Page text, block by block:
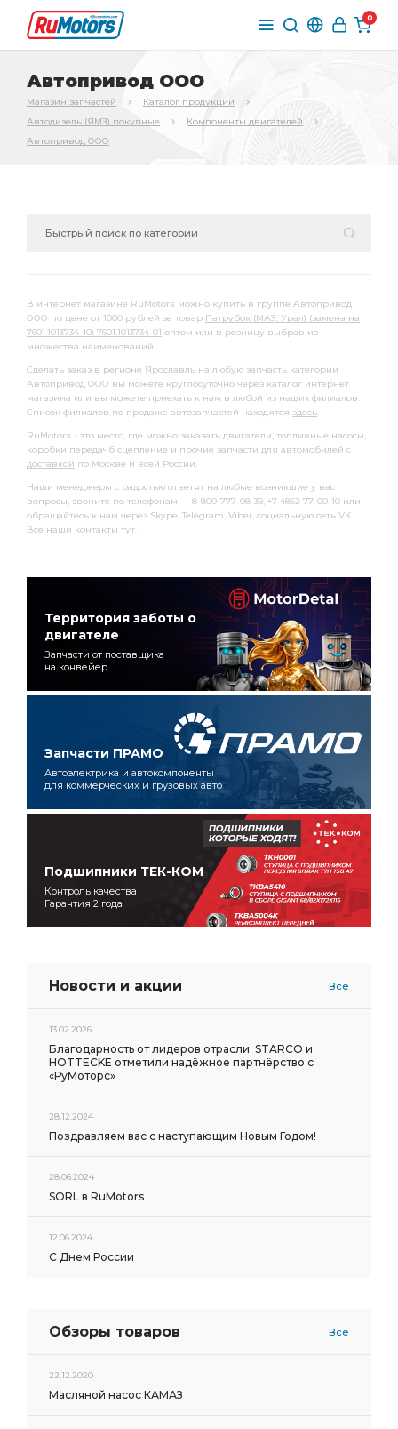
0
Автопривод ООО
Магазин запчастей
Каталог продукции
Автодизель (ЯМЗ) покупные
Компоненты двигателей
Автопривод ООО
В интернет магазине RuMotors можно купить в группе Автопривод
ООО по цене от 1000 рублей за товар Патрубок (МАЗ, Урал) (замена на
7601.1013734-10) 7601.1013734-01 оптом или в розницу выбрав из
множества наименований.
Сделать заказ в регионе Ярославль на любую запчасть категории
Автопривод ООО вы можете круглосуточно через каталог интернет
магазина или вы можете приехать к нам в любой из наших филиалов.
Список филиалов по продаже автозапчастей находятся здесь.
RuMotors - это место, где можно заказать двигатели, топливные насосы,
коробки передачб сцепление и прочие запчасти для автомобилей с
доставкой по Москве и всей России.
Наши менеджеры с радостью ответят на любые возникшие у вас
вопросы, звоните по телефонам — 8-800-777-08-39, +7 4852 77-00-10 или
обращайтесь к нам через Skype, Telegram, Viber, социальную сеть VK.
Все наши контакты тут.
Территория заботы о
двигателе
Запчасти от поставщика
на конвейер
Запчасти ПРАМО
Автоэлектрика и автокомпоненты
для коммерческих и грузовых авто
Подшипники ТЕК-КОМ
Контроль качества
Гарантия 2 года
Новости и акции Все
13.02.2026
Благодарность от лидеров отрасли: STARCO и
HOTTECKE отметили надёжное партнёрство с
«РуМоторс»
28.12.2024
Поздравляем вас с наступающим Новым Годом!
28.06.2024
SORL в RuMotors
12.06.2024
С Днем России
Обзоры товаров Все
22.12.2020
Масляной насос КАМАЗ